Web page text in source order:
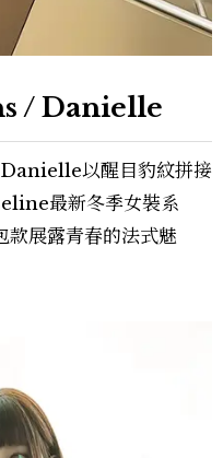
/ Danielle
以醒目豹紋拼接
最新冬季女裝系
展露青春的法式魅